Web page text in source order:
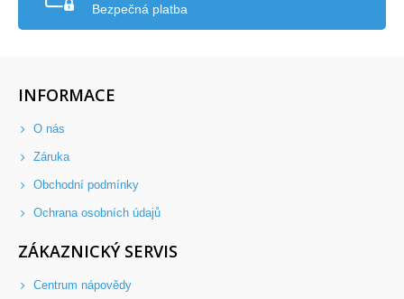
Bezpečná platba
INFORMACE
O nás
Záruka
Obchodní podmínky
Ochrana osobních údajů
ZÁKAZNICKÝ SERVIS
Centrum nápovědy